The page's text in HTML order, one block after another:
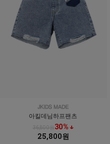
아킬데님하프팬츠
36,800원30% ↓
25,800원